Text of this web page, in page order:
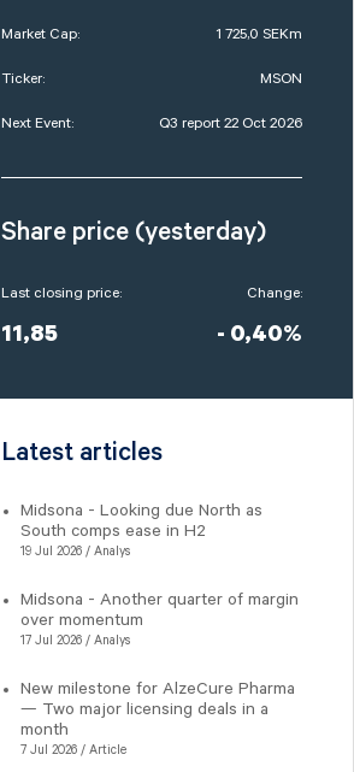
Market Cap: 1 725,0 SEKm
Ticker: MSON
Next Event: Q3 report 22 Oct 2026
Share price (yesterday)
Last closing price:
11,85
Change:
- 0,40%
Latest articles
Midsona - Looking due North as
South comps ease in H2
19 Jul 2026 / Analys
Midsona - Another quarter of margin
over momentum
17 Jul 2026 / Analys
New milestone for AlzeCure Pharma
— Two major licensing deals in a
month
7 Jul 2026 / Article